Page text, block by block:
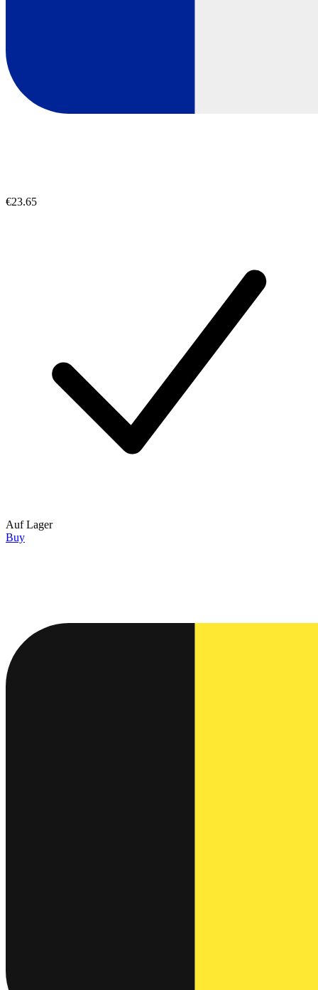
€23.65
Auf Lager
Buy